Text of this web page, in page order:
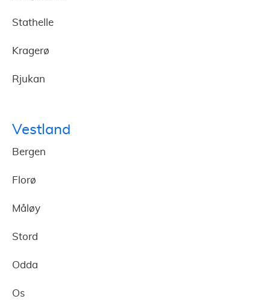
Stathelle
Kragerø
Rjukan
Vestland
Bergen
Florø
Måløy
Stord
Odda
Os